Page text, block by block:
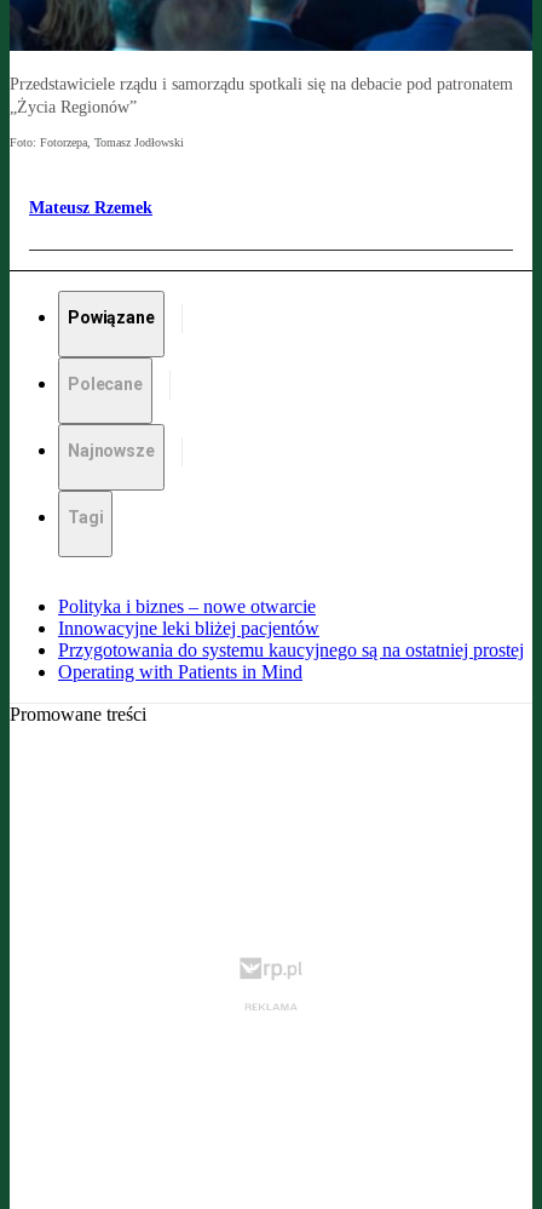
Przedstawiciele rządu i samorządu spotkali się na debacie pod patronatem
„Życia Regionów”
Foto: Fotorzepa, Tomasz Jodłowski
Mateusz Rzemek
Powiązane
Polecane
Najnowsze
Tagi
Polityka i biznes – nowe otwarcie
Innowacyjne leki bliżej pacjentów
Przygotowania do systemu kaucyjnego są na ostatniej prostej
Operating with Patients in Mind
Promowane treści